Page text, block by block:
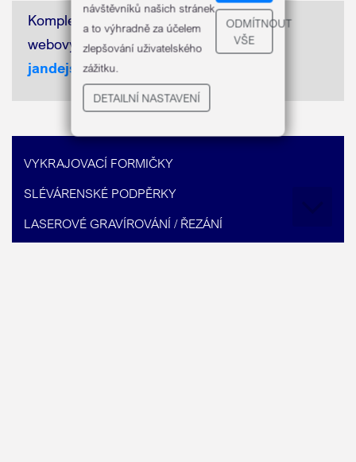
Kompletní nabídku naleznete na našich
webových stránkách:www.pelety-
jandejsek.cz
VYKRAJOVACÍ FORMIČKY
SLÉVÁRENSKÉ PODPĚRKY
LASEROVÉ GRAVÍROVÁNÍ / ŘEZÁNÍ
návštěvníků našich stránek
a to výhradně za účelem
zlepšování uživatelského
zážitku.
DETAILNÍ NASTAVENÍ
ODMÍTNOUT
VŠE